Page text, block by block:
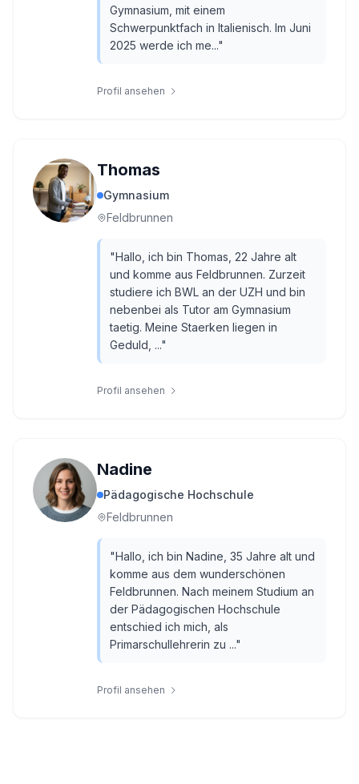
Gymnasium, mit einem
Schwerpunktfach in Italienisch. Im Juni
2025 werde ich me..."
Profil ansehen
Thomas
Gymnasium
Feldbrunnen
"Hallo, ich bin Thomas, 22 Jahre alt
und komme aus Feldbrunnen. Zurzeit
studiere ich BWL an der UZH und bin
nebenbei als Tutor am Gymnasium
taetig. Meine Staerken liegen in
Geduld, ..."
Profil ansehen
Nadine
Pädagogische Hochschule
Feldbrunnen
"Hallo, ich bin Nadine, 35 Jahre alt und
komme aus dem wunderschönen
Feldbrunnen. Nach meinem Studium an
der Pädagogischen Hochschule
entschied ich mich, als
Primarschullehrerin zu ..."
Profil ansehen